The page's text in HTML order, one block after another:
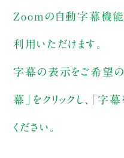
Zoomの自動字幕機能
利用いただけます。
字幕の表示をご希望
幕」をクリックし、「字
ください。